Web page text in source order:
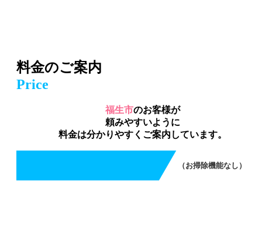
料金のご案内
Price
福生市のお客様が
頼みやすいように
料金は分かりやすくご案内しています。
エアコンクリーニング（お掃除機能なし）
（お掃除機能なし）